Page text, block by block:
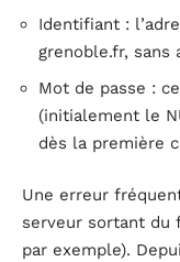
Identifiant :
grenoble.fr, sans
Mot de passe :
(initialement le
dès la première
Une erreur
serveur sortant du
par exemple).